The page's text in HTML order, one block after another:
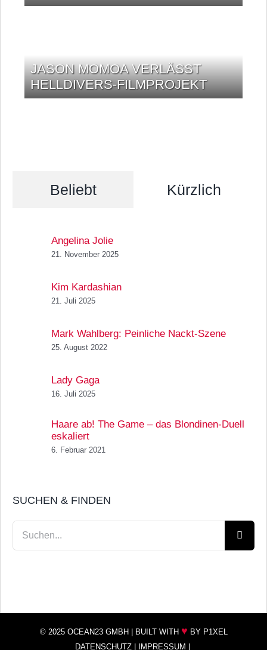
JASON MOMOA VERLÄSST
HELLDIVERS-FILMPROJEKT
Beliebt Kürzlich
Angelina Jolie
21. November 2025
Kim Kardashian
21. Juli 2025
Mark Wahlberg: Peinliche Nackt-Szene
25. August 2022
Lady Gaga
16. Juli 2025
Haare ab! The Game – das Blondinen-Duell
eskaliert
6. Februar 2021
SUCHEN & FINDEN
Suche
nach:
© 2025 OCEAN23 GMBH | BUILT WITH ♥ BY P1XEL
DATENSCHUTZ| IMPRESSUM